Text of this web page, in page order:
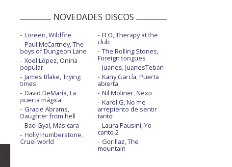
NOVEDADES DISCOS
Loreen, Wildfire
Paul McCartney, The
boys of Dungeon Lane
Xoel López, Oniria
popular
James Blake, Trying
times
David DeMaría, La
puerta mágica
Gracie Abrams,
Daughter from hell
Bad Gyal, Más cara
Holly Humberstone,
Cruel world
FLO, Therapy at the
club
The Rolling Stones,
Foreign tongues
Juanes, JuanesTeban
Kany García, Puerta
abierta
Nil Moliner, Nexo
Karol G, No me
arrepiento de sentir
tanto
Laura Pausini, Yo
canto 2
Gorillaz, The
mountain